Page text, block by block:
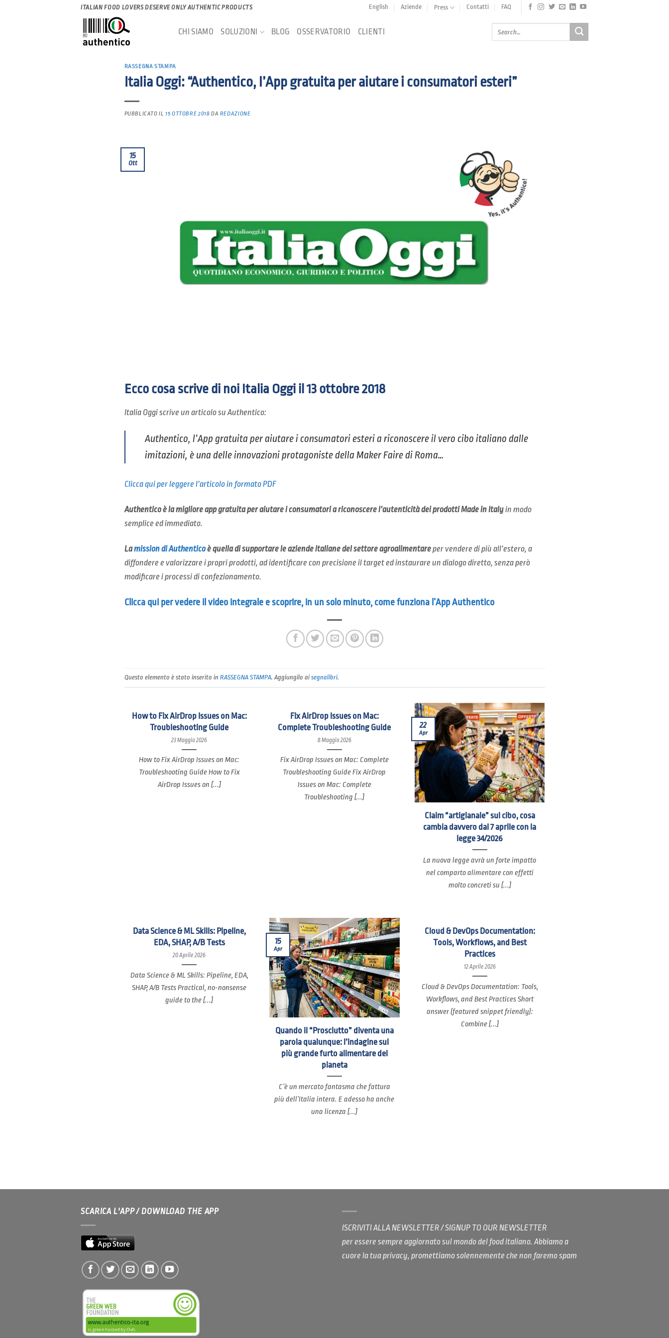
ITALIAN FOOD LOVERS DESERVE ONLY AUTHENTIC PRODUCTS English Aziende Press Contatti FAQ
CHI SIAMO SOLUZIONI BLOG OSSERVATORIO CLIENTI
RASSEGNA STAMPA
Italia Oggi: “Authentico, l’App gratuita per aiutare i consumatori esteri”
PUBBLICATO IL15 OTTOBRE 2018 DA REDAZIONE
15
Ott
Ecco cosa scrive di noi Italia Oggiil 13 ottobre 2018
Italia Oggi scrive un articolo su Authentico:
Authentico, l’App gratuita per aiutare i consumatori esteri a riconoscere il vero cibo italiano dalle
imitazioni, è una delle innovazioni protagoniste della Maker Faire di Roma…
Clicca qui per leggere l’articolo in formato PDF
Authentico è la migliore app gratuita per aiutare i consumatori a riconoscere l’autenticità dei prodotti Made in Italyin modo
semplice ed immediato.
Lamissiondi Authenticoè quella di supportare le aziende italiane del settore agroalimentareper vendere di più all’estero, a
diffondere e valorizzare i propri prodotti, ad identificare con precisione il target ed instaurare un dialogo diretto, senza però
modificare i processi di confezionamento.
Clicca qui per vedere il video integrale e scoprire, in un solo minuto, come funziona l’App Authentico
Questo elemento è stato inserito in RASSEGNA STAMPA. Aggiungilo ai segnalibri.
How to Fix AirDrop Issues on Mac:
Troubleshooting Guide
23 Maggio 2026
How to Fix AirDrop Issues on Mac:
Troubleshooting Guide How to Fix
AirDrop Issues on [...]
Fix AirDrop Issues on Mac:
Complete Troubleshooting Guide
8 Maggio 2026
Fix AirDrop Issues on Mac: Complete
Troubleshooting Guide Fix AirDrop
Issues on Mac: Complete
Troubleshooting [...]
Claim “artigianale” sul cibo, cosa
cambia davvero dal 7 aprile con la
legge 34/2026
La nuova legge avrà un forte impatto
nel comparto alimentare con effetti
molto concreti su [...]
22
Apr
Data Science & ML Skills: Pipeline,
EDA, SHAP, A/B Tests
20 Aprile 2026
Data Science & ML Skills: Pipeline, EDA,
SHAP, A/B Tests Practical, no-nonsense
guide to the [...]
Quando il “Prosciutto” diventa una
parola qualunque: l’indagine sul
più grande furto alimentare del
pianeta
C’è un mercato fantasma che fattura
più dell’Italia intera. E adesso ha anche
una licenza [...]
15
Apr
Cloud & DevOps Documentation:
Tools, Workflows, and Best
Practices
12 Aprile 2026
Cloud & DevOps Documentation: Tools,
Workflows, and Best Practices Short
answer (featured snippet friendly):
Combine [...]
SCARICA L'APP / DOWNLOAD THE APP
ISCRIVITI ALLA NEWSLETTER / SIGNUP TO OUR NEWSLETTER
per essere sempre aggiornato sul mondo del food italiano. Abbiamo a
cuore la tua privacy, promettiamo solennemente che non faremo spam